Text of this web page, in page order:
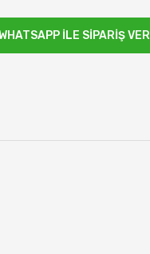
İLE SİPARİŞ VER